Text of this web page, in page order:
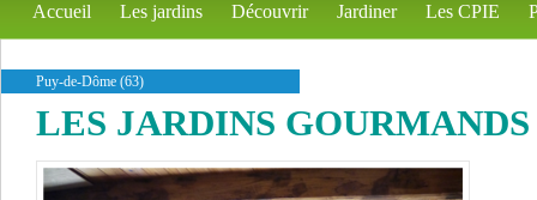
Accueil Les jardins Découvrir Jardiner Les CPIE
Puy-de-Dôme (63)
LES JARDINS GOURMANDS